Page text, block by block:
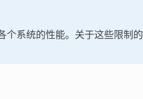
个系统的性能。关于这些限制的